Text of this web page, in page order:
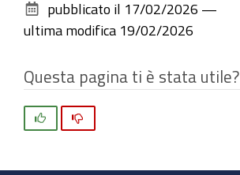
documento
pubblicato il 17/02/2026 —
ultima modifica 19/02/2026
Questa pagina ti è stata utile?